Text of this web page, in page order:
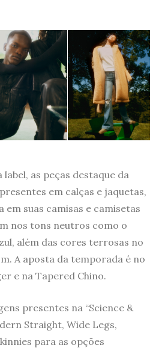
as peças destaque da
em calças e jaquetas,
em suas camisas e camisetas
nos tons neutros como o
além das cores terrosas no
A aposta da temporada é no
e na Tapered Chino.
presentes na “Science &
Straight, Wide Legs,
para as opções